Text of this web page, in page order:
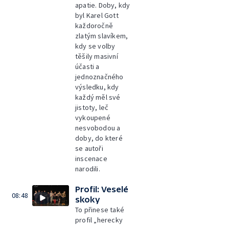
apatie. Doby, kdy
byl Karel Gott
každoročně
zlatým slavíkem,
kdy se volby
těšily masivní
účasti a
jednoznačného
výsledku, kdy
každý měl své
jistoty, leč
vykoupené
nesvobodou a
doby, do které
se autoři
inscenace
narodili.
08:48
Profil: Veselé
skoky
To přinese také
profil „herecky